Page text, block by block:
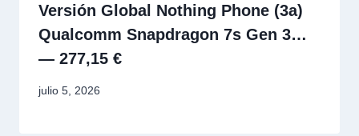
Versión Global Nothing Phone (3a)
Qualcomm Snapdragon 7s Gen 3…
— 277,15 €
julio 5, 2026